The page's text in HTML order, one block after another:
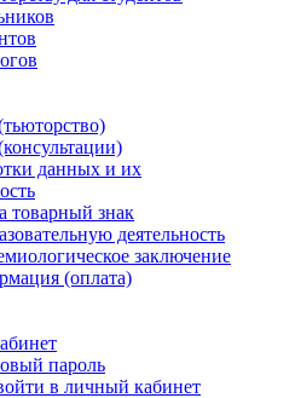
данных и их
товарный знак
деятельность
заключение
(оплата)
пароль
в личный кабинет